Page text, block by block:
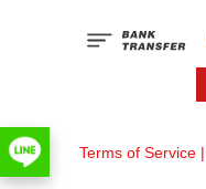
Terms of Service |